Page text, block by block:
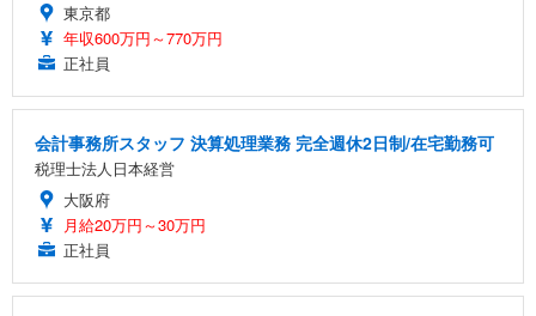
東京都
年収600万円～770万円
正社員
会計事務所スタッフ 決算処理業務 完全週休2日制/在宅勤務可
税理士法人日本経営
大阪府
月給20万円～30万円
正社員